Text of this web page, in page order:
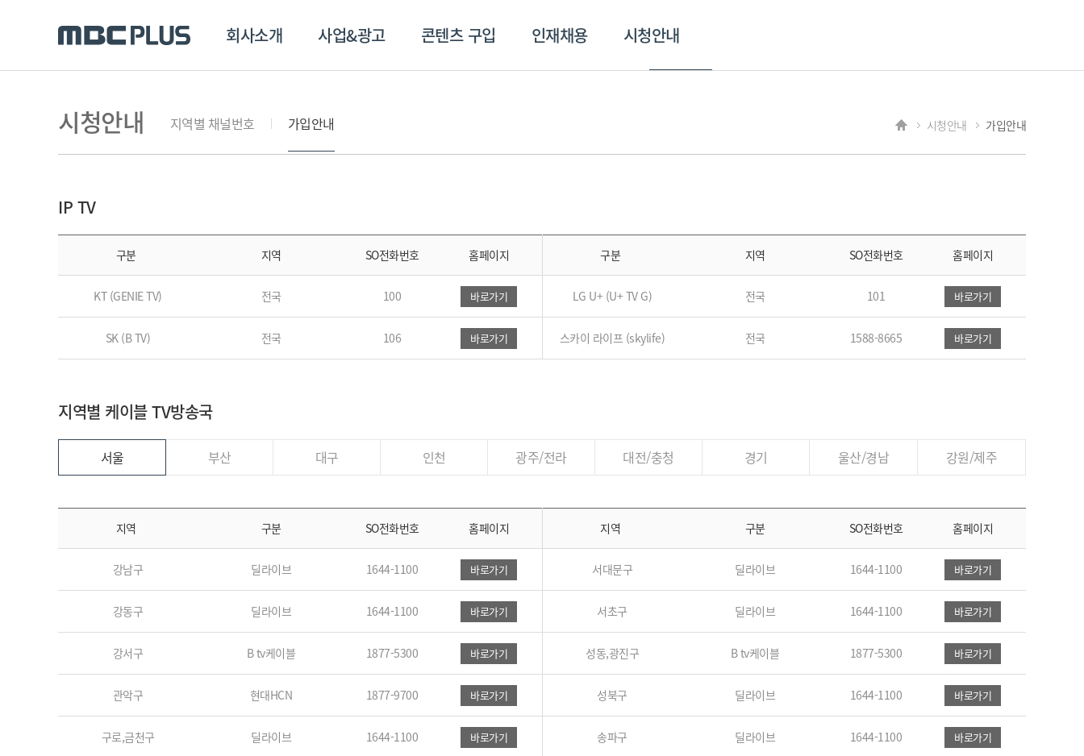
회사소개 사업&광고 콘텐츠 구입 인재채용 시청안내
시청안내 지역별 채널번호 가입안내 시청안내 가입안내
IP TV
구분 지역 SO전화번호 홈페이지 구분 지역 SO전화번호 홈페이지
KT (GENIE TV) 전국 100 바로가기 LG U+ (U+ TV G) 전국 101 바로가기
SK (B TV) 전국 106 바로가기 스카이 라이프 (skylife) 전국 1588-8665 바로가기
지역별 케이블 TV방송국
서울 부산 대구 인천 광주/전라 대전/충청 경기 울산/경남 강원/제주
지역 구분 SO전화번호 홈페이지 지역 구분 SO전화번호 홈페이지
강남구 딜라이브 1644-1100 바로가기 서대문구 딜라이브 1644-1100 바로가기
강동구 딜라이브 1644-1100 바로가기 서초구 딜라이브 1644-1100 바로가기
강서구 B tv케이블 1877-5300 바로가기 성동,광진구 B tv케이블 1877-5300 바로가기
관악구 현대HCN 1877-9700 바로가기 성북구 딜라이브 1644-1100 바로가기
구로,금천구 딜라이브 1644-1100 바로가기 송파구 딜라이브 1644-1100 바로가기